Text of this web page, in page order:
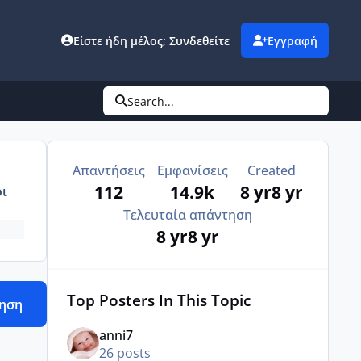
Είστε ήδη μέλος; Συνδεθείτε Εγγραφή
Search...
Απαντήσεις
112
Εμφανίσεις
14.9k
Created
8 yr8 yr
Τελευταία απάντηση
8 yr8 yr
Top Posters In This Topic
anni7
26 posts